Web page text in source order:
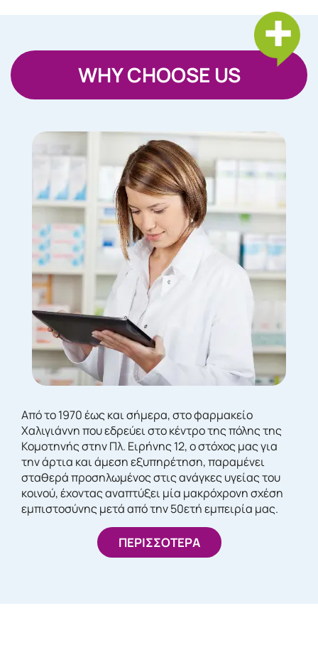
WHY CHOOSE US
Από το 1970 έως και σήμερα, στο φαρμακείο
Χαλιγιάννη που εδρεύει στο κέντρο της πόλης της
Κομοτηνής στην Πλ. Ειρήνης 12, ο στόχος μας για
την άρτια και άμεση εξυπηρέτηση, παραμένει
σταθερά προσηλωμένος στις ανάγκες υγείας του
κοινού, έχοντας αναπτύξει μία μακρόχρονη σχέση
εμπιστοσύνης μετά από την 50ετή εμπειρία μας.
ΠΕΡΙΣΣΟΤΕΡΑ